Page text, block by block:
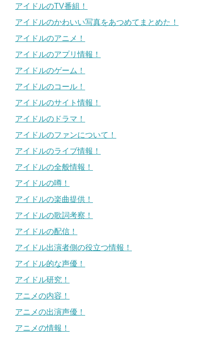
アイドルのTV番組！
アイドルのかわいい写真をあつめてまとめた！
アイドルのアニメ！
アイドルのアプリ情報！
アイドルのゲーム！
アイドルのコール！
アイドルのサイト情報！
アイドルのドラマ！
アイドルのファンについて！
アイドルのライブ情報！
アイドルの全般情報！
アイドルの噂！
アイドルの楽曲提供！
アイドルの歌詞考察！
アイドルの配信！
アイドル出演者側の役立つ情報！
アイドル的な声優！
アイドル研究！
アニメの内容！
アニメの出演声優！
アニメの情報！